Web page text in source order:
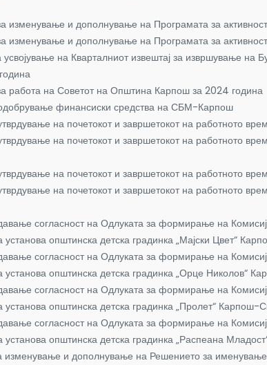
изменување и дополнување на Програмата за
изменување и дополнување на Програмата за
на Кварталниот извештај за извршување
работа на Советот на Општина Карпош за 2024 година
финансиски средства на СБМ-Карпош
на почетокот и завршетокот на работното
на почетокот и завршетокот на работното
на почетокот и завршетокот на работното
на почетокот и завршетокот на работното
согласност на Одлуката за формирање на
установа општинска детска градинка „Мајски Цвет“
согласност на Одлуката за формирање на
установа општинска детска градинка „Орце Николов“
согласност на Одлуката за формирање на
установа општинска детска градинка „Пролет“ Карпош-
согласност на Одлуката за формирање на
установа општинска детска градинка „Распеана
и дополнување на Решението за